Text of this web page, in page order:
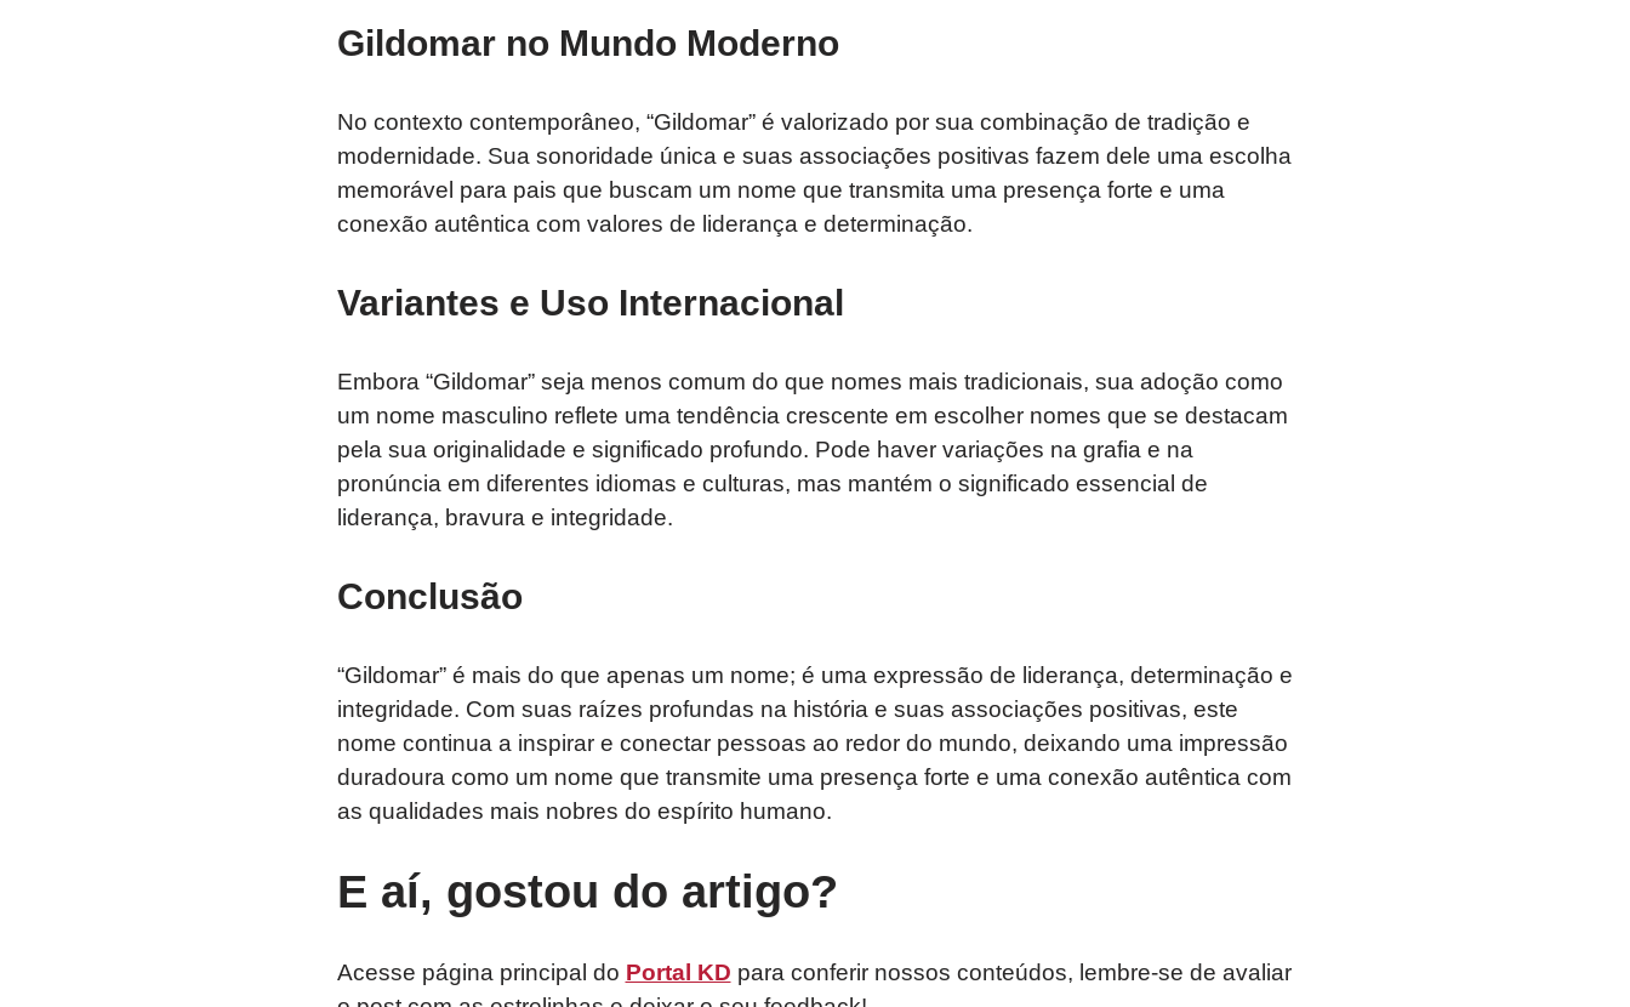
Gildomar no Mundo Moderno
No contexto contemporâneo, “Gildomar” é valorizado por sua combinação de tradição e
modernidade. Sua sonoridade única e suas associações positivas fazem dele uma escolha
memorável para pais que buscam um nome que transmita uma presença forte e uma
conexão autêntica com valores de liderança e determinação.
Variantes e Uso Internacional
Embora “Gildomar” seja menos comum do que nomes mais tradicionais, sua adoção como
um nome masculino reflete uma tendência crescente em escolher nomes que se destacam
pela sua originalidade e significado profundo. Pode haver variações na grafia e na
pronúncia em diferentes idiomas e culturas, mas mantém o significado essencial de
liderança, bravura e integridade.
Conclusão
“Gildomar” é mais do que apenas um nome; é uma expressão de liderança, determinação e
integridade. Com suas raízes profundas na história e suas associações positivas, este
nome continua a inspirar e conectar pessoas ao redor do mundo, deixando uma impressão
duradoura como um nome que transmite uma presença forte e uma conexão autêntica com
as qualidades mais nobres do espírito humano.
E aí, gostou do artigo?
Acesse página principal do Portal KD para conferir nossos conteúdos, lembre-se de avaliar